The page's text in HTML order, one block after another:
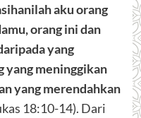
aku orang
orang ini dan
yang
yang meninggikan
yang merendahkan
18:10-14). Dari